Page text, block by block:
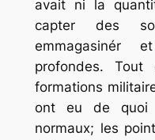
avait ni la
capter des
emmagasinér
profondes.
formations
ont eu de quoi
normaux; les